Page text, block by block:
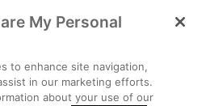
ルート
を見る
1
My Personal
to enhance site navigation,
in our marketing efforts.
about your use of our